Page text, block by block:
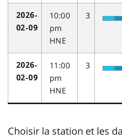
2026-
02-09
10:00
pm
HNE
3
2026-
02-09
11:00
pm
HNE
3
Choisir la station et les